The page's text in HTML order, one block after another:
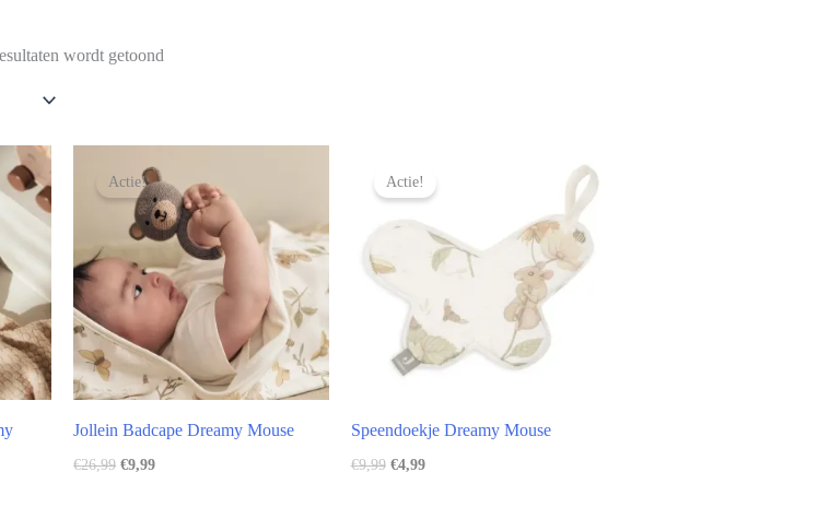
wordt getoond
Actie!
Jollein Badcape Dreamy Mouse
€26,99 €9,99
Actie!
Speendoekje Dreamy Mouse
€9,99 €4,99